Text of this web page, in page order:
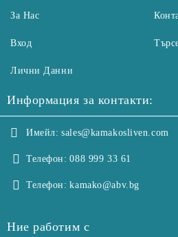
За Нас
Вход
Лични Данни
Информация за контакти:
Имейл: sales@kamakosliven.com
Телефон: 088 999 33 61
Телефон: kamako@abv.bg
Ние работим с